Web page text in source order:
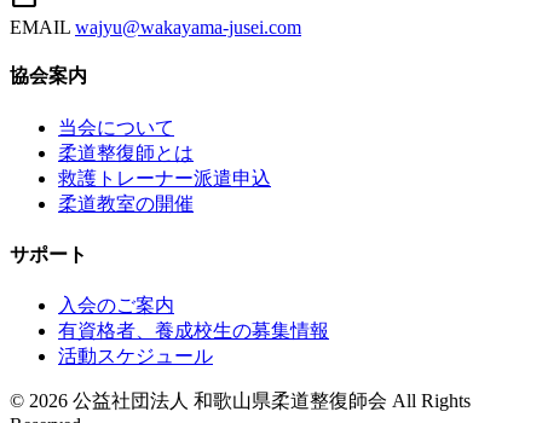
EMAIL wajyu@wakayama-jusei.com
協会案内
当会について
柔道整復師とは
救護トレーナー派遣申込
柔道教室の開催
サポート
入会のご案内
有資格者、養成校生の募集情報
活動スケジュール
© 2026 公益社団法人 和歌山県柔道整復師会 All Rights